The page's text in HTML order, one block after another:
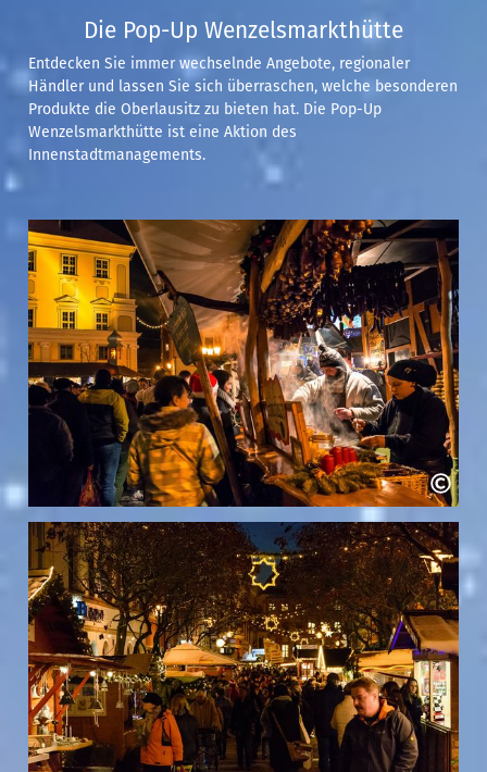
Die Pop-Up Wenzelsmarkthütte
Entdecken Sie immer wechselnde Angebote, regionaler
Händler und lassen Sie sich überraschen, welche besonderen
Produkte die Oberlausitz zu bieten hat. Die Pop-Up
Wenzelsmarkthütte ist eine Aktion des
Innenstadtmanagements.